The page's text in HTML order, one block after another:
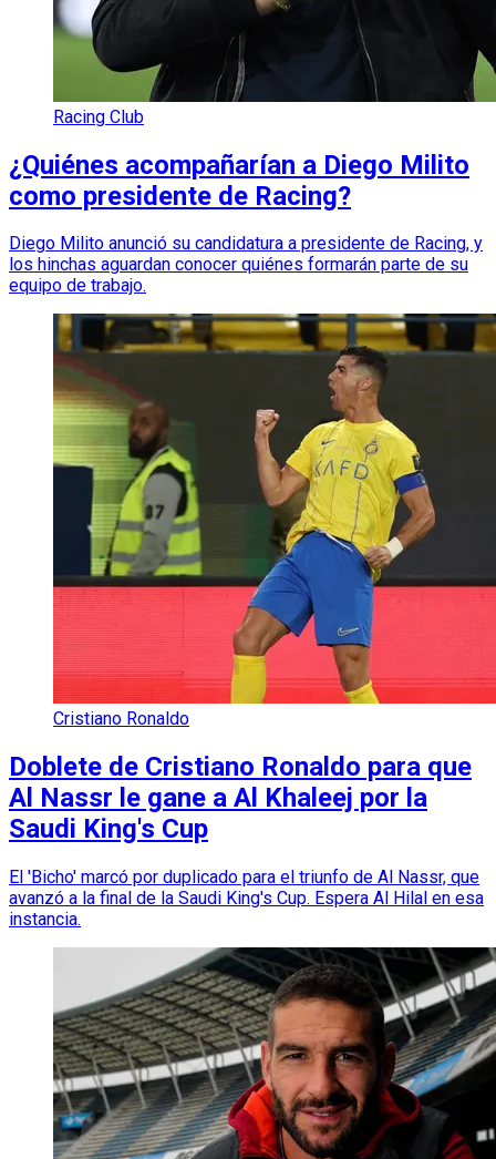
Racing Club
¿Quiénes acompañarían a Diego Milito
como presidente de Racing?
Diego Milito anunció su candidatura a presidente de Racing, y
los hinchas aguardan conocer quiénes formarán parte de su
equipo de trabajo.
Cristiano Ronaldo
Doblete de Cristiano Ronaldo para que
Al Nassr le gane a Al Khaleej por la
Saudi King's Cup
El 'Bicho' marcó por duplicado para el triunfo de Al Nassr, que
avanzó a la final de la Saudi King's Cup. Espera Al Hilal en esa
instancia.